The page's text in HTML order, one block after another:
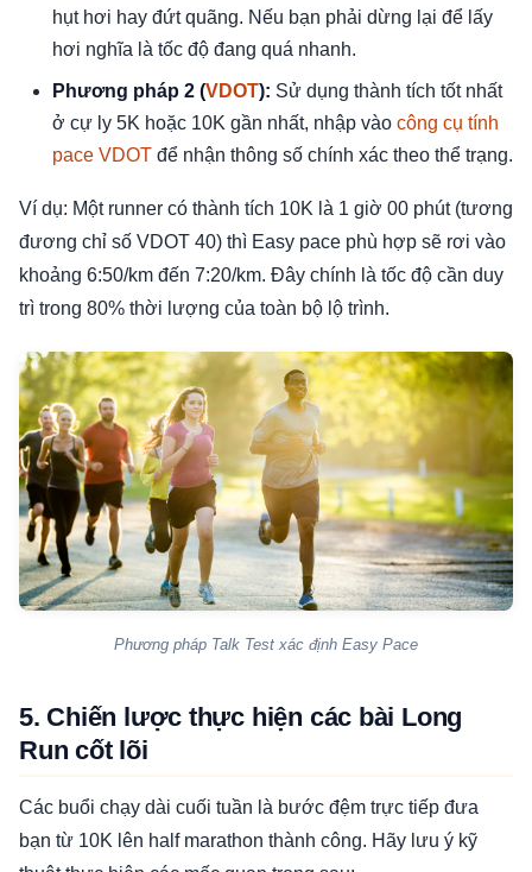
hụt hơi hay đứt quãng. Nếu bạn phải dừng lại để lấy
hơi nghĩa là tốc độ đang quá nhanh.
Phương pháp 2 (VDOT): Sử dụng thành tích tốt nhất
ở cự ly 5K hoặc 10K gần nhất, nhập vào công cụ tính
pace VDOT để nhận thông số chính xác theo thể trạng.
Ví dụ: Một runner có thành tích 10K là 1 giờ 00 phút (tương
đương chỉ số VDOT 40) thì Easy pace phù hợp sẽ rơi vào
khoảng 6:50/km đến 7:20/km. Đây chính là tốc độ cần duy
trì trong 80% thời lượng của toàn bộ lộ trình.
Phương pháp Talk Test xác định Easy Pace
5. Chiến lược thực hiện các bài Long
Run cốt lõi
Các buổi chạy dài cuối tuần là bước đệm trực tiếp đưa
bạn từ 10K lên half marathon thành công. Hãy lưu ý kỹ